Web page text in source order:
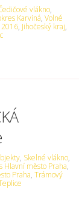
vlákno,
Karviná,Volné
2016, Jihočeský kraj,
, Skelné vlákno,
Hlavní město Praha,
Praha,Trámový